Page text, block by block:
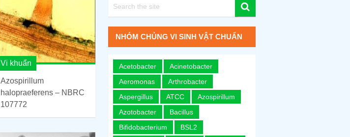
Vi khuẩn
Azospirillum
halopraeferens – NBRC
107772
NHÓM CHỦNG VI SINH VẬT CHUẨN
Acetobacter
Acinetobacter
Aeromonas
Arthrobacter
Aspergillus
ATCC
Azospirillum
Azotobacter
Bacillus
Bifidobacterium
BSL2